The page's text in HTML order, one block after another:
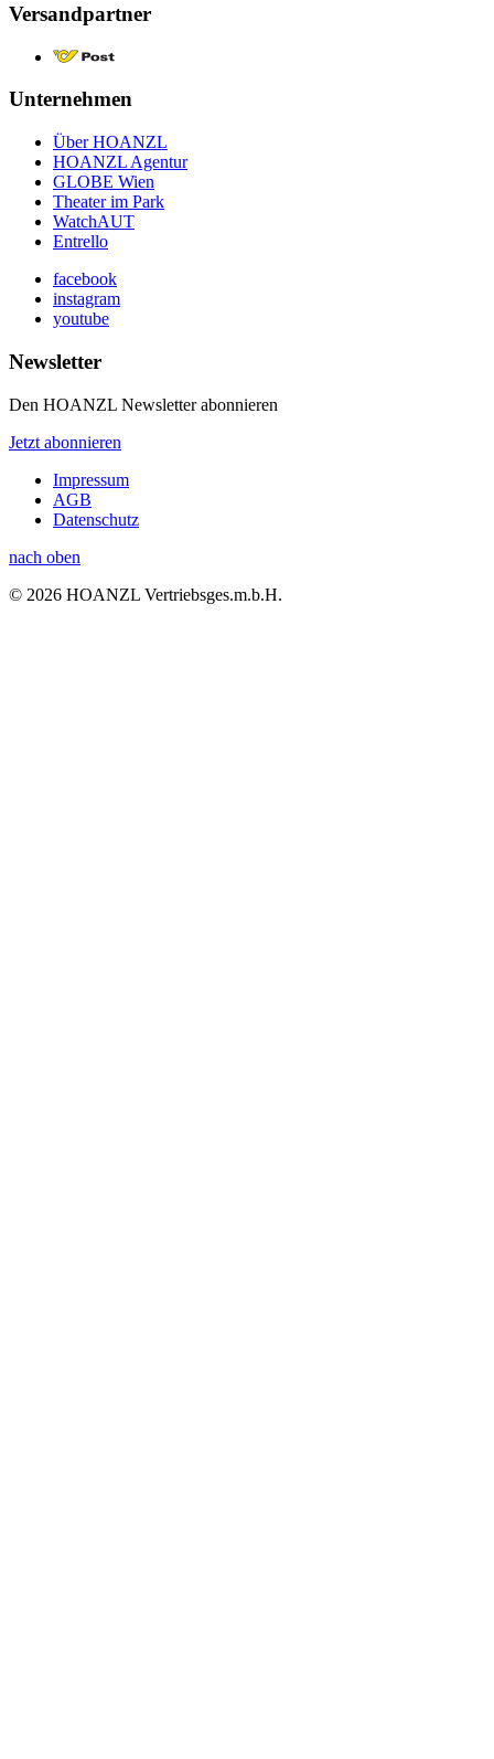
Versandpartner
Unternehmen
Über HOANZL
HOANZL Agentur
GLOBE Wien
Theater im Park
WatchAUT
Entrello
facebook
instagram
youtube
Newsletter
Den HOANZL Newsletter abonnieren
Jetzt abonnieren
Impressum
AGB
Datenschutz
nach oben
© 2026 HOANZL Vertriebsges.m.b.H.